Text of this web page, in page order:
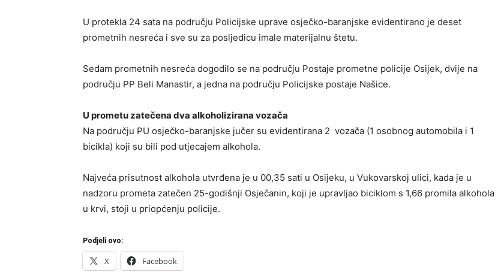
U protekla 24 sata na području Policijske uprave osječko-baranjske evidentirano je deset
prometnih nesreća i sve su za posljedicu imale materijalnu štetu.
Sedam prometnih nesreća dogodilo se na području Postaje prometne policije Osijek, dvije na
području PP Beli Manastir, a jedna na području Policijske postaje Našice.
U prometu zatečena dva alkoholizirana vozača
Na području PU osječko-baranjske jučer su evidentirana 2 vozača (1 osobnog automobila i 1
bicikla) koji su bili pod utjecajem alkohola.
Najveća prisutnost alkohola utvrđena je u 00,35 sati u Osijeku, u Vukovarskoj ulici, kada je u
nadzoru prometa zatečen 25-godišnji Osječanin, koji je upravljao biciklom s 1,66 promila alkohola
u krvi, stoji u priopćenju policije.
Podjeli ovo:
X Facebook